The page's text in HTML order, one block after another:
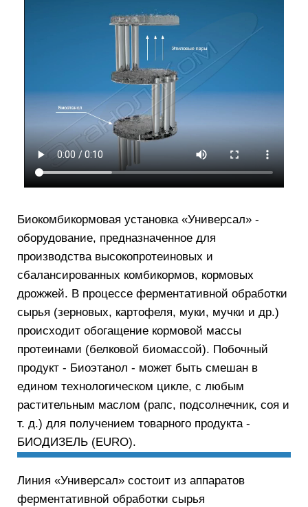
Биокомбикормовая установка «Универсал» -
оборудование, предназначенное для
производства высокопротеиновых и
сбалансированных комбикормов, кормовых
дрожжей. В процессе ферментативной обработки
сырья (зерновых, картофеля, муки, мучки и др.)
происходит обогащение кормовой массы
протеинами (белковой биомассой). Побочный
продукт - Биоэтанол - может быть смешан в
едином технологическом цикле, с любым
растительным маслом (рапс, подсолнечник, соя и
т. д.) для получением товарного продукта -
БИОДИЗЕЛЬ (EURO).
Линия «Универсал» состоит из аппаратов
ферментативной обработки сырья